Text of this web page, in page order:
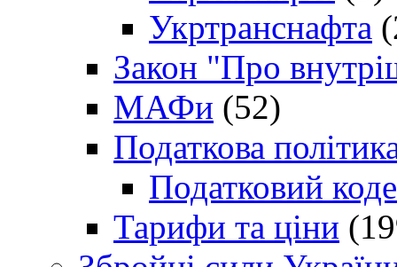
Укртранснафта
Закон "Про
МАФи (52)
Податкова
Податковий
Тарифи та ціни